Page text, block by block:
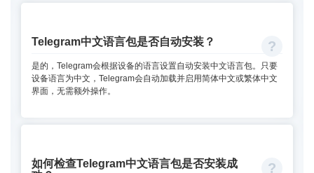
Telegram中文语言包是否自动安装？
是的，Telegram会根据设备的语言设置自动安装中文语言包。只要
设备语言为中文，Telegram会自动加载并启用简体中文或繁体中文
界面，无需额外操作。
如何检查Telegram中文语言包是否安装成